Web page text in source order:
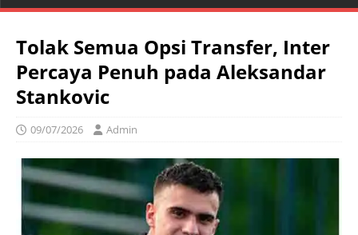
Tolak Semua Opsi Transfer, Inter
Percaya Penuh pada Aleksandar
Stankovic
09/07/2026 Admin